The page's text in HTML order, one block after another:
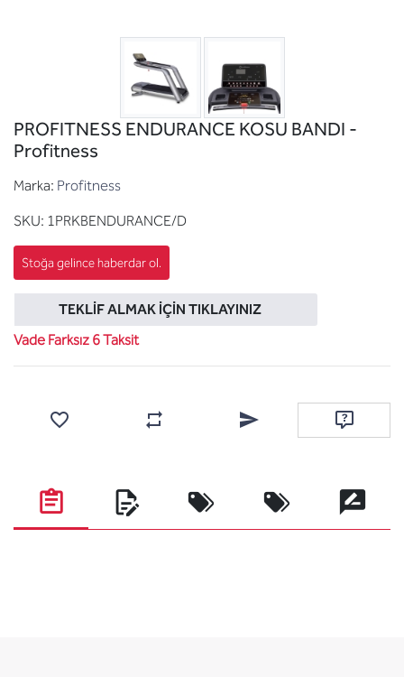
PROFITNESS ENDURANCE KOSU BANDI -
Profitness
Marka: Profitness
SKU: 1PRKBENDURANCE/D
TEKLIF ALMAK İÇIN TIKLAYINIZ
Vade Farksız 6 Taksit
Karşılaştırma listesine ekleArkadaşına e-posta ile
Soru sor